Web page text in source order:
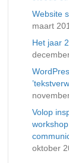
Website
maart
Het jaar
Volop
oktober